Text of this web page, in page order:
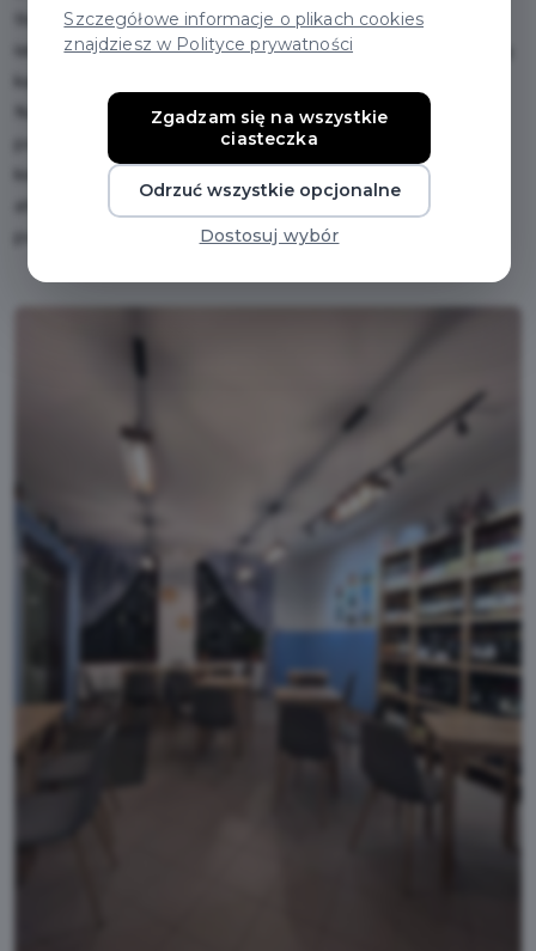
tłumów Krupówek, ale wystarczająco blisko, by do nas
łatwo dotrzeć. Serwujemy portugalskie wina, aromatyczną
Nata. W naszej ofercie znajdziesz również autentyczne
portugalskie tapas – idealne do podzielenia się przy
kieliszku wina. Wieczorami zapraszamy na wyjątkową
atmosferę przy muzyce, która przeniesie Cię prosto na
Szczegółowe informacje o plikach cookies
znajdziesz w Polityce prywatności
Zgadzam się na wszystkie
ciasteczka
Odrzuć wszystkie opcjonalne
Dostosuj wybór